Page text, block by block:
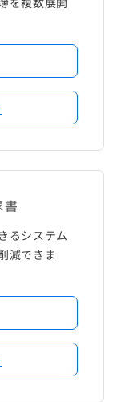
るシステム
減できま